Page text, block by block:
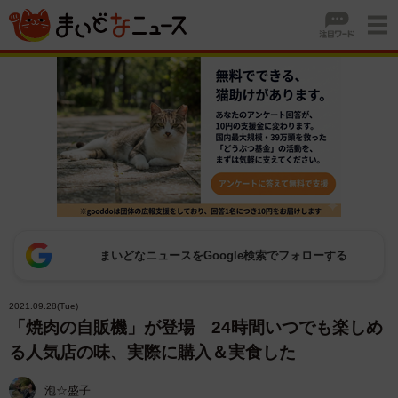
まいどなニュースをGoogle検索でフォローする
2021.09.28(Tue)
「焼肉の自販機」が登場 24時間いつでも楽しめ
る人気店の味、実際に購入＆実食した
泡☆盛子